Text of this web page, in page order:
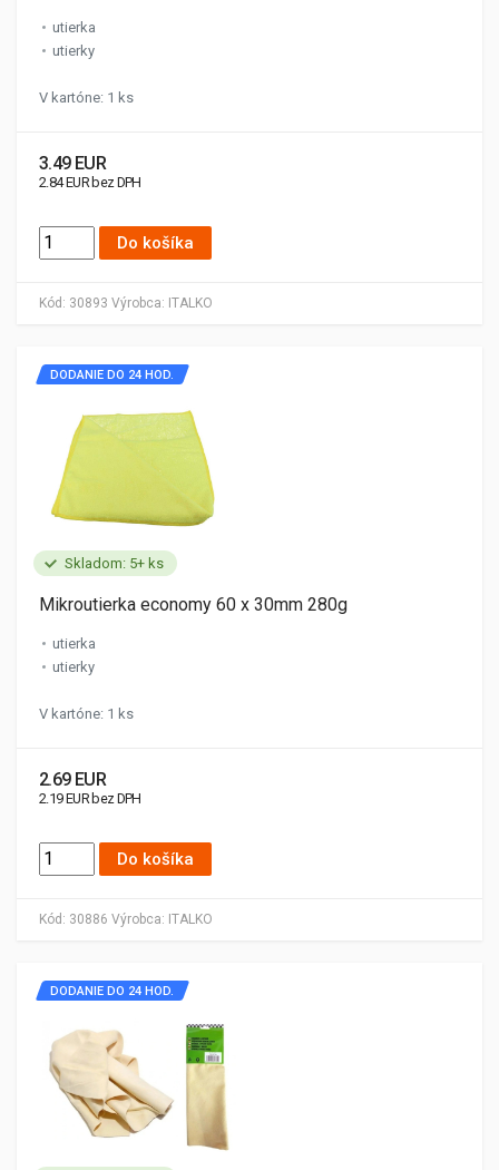
Kód: 30893 Výrobca: ITALKO
utierka
utierky
V kartóne: 1 ks
3.49 EUR
2.84 EUR bez DPH
Do košíka
Skladom: 5+ ks
Kód: 30886 Výrobca: ITALKO
DODANIE DO 24 HOD.
Mikroutierka economy 60 x 30mm 280g
utierka
utierky
V kartóne: 1 ks
2.69 EUR
2.19 EUR bez DPH
Do košíka
DODANIE DO 24 HOD.